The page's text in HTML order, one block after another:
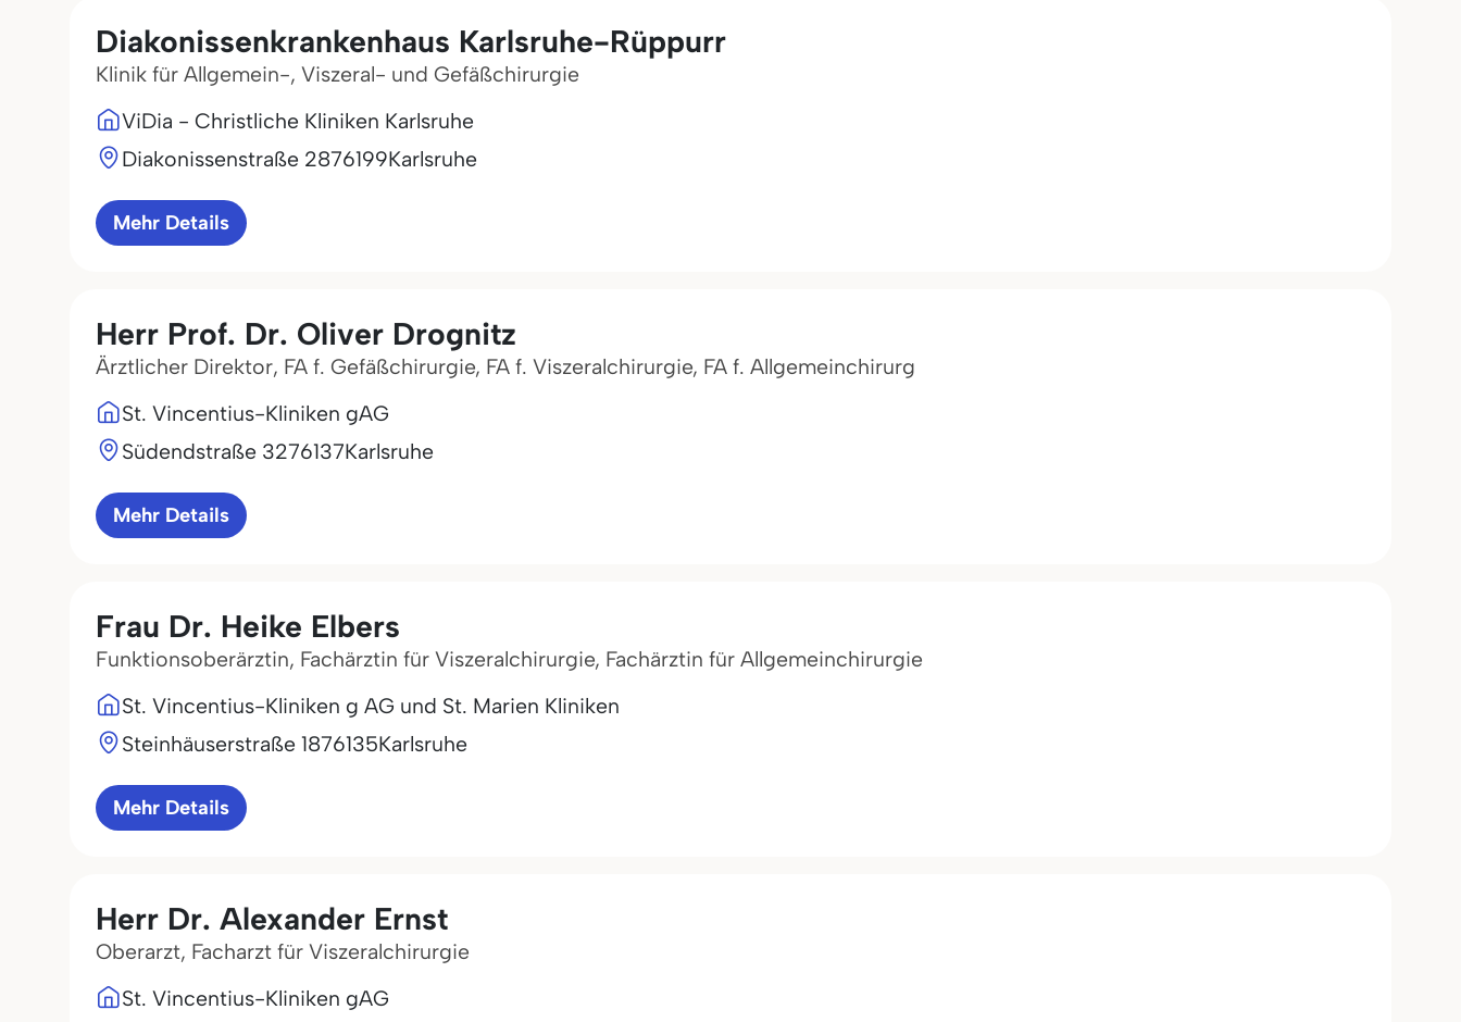
Diakonissenkrankenhaus Karlsruhe-Rüppurr
Klinik für Allgemein-, Viszeral- und Gefäßchirurgie
ViDia - Christliche Kliniken Karlsruhe
Diakonissenstraße 2876199Karlsruhe
Mehr Details
Herr Prof. Dr. Oliver Drognitz
Ärztlicher Direktor, FA f. Gefäßchirurgie, FA f. Viszeralchirurgie, FA f. Allgemeinchirurg
St. Vincentius-Kliniken gAG
Südendstraße 3276137Karlsruhe
Mehr Details
Frau Dr. Heike Elbers
Funktionsoberärztin, Fachärztin für Viszeralchirurgie, Fachärztin für Allgemeinchirurgie
St. Vincentius-Kliniken g AG und St. Marien Kliniken
Steinhäuserstraße 1876135Karlsruhe
Mehr Details
Herr Dr. Alexander Ernst
Oberarzt, Facharzt für Viszeralchirurgie
St. Vincentius-Kliniken gAG